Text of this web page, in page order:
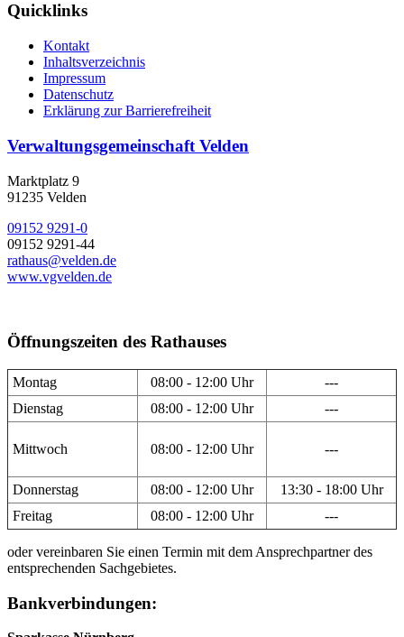
Quicklinks
Kontakt
Inhaltsverzeichnis
Impressum
Datenschutz
Erklärung zur Barrierefreiheit
Verwaltungsgemeinschaft Velden
Marktplatz 9
91235 Velden
09152 9291-0
09152 9291-44
rathaus@velden.de
www.vgvelden.de
Öffnungszeiten des Rathauses
Montag 08:00 - 12:00 Uhr
---
Dienstag
08:00 - 12:00 Uhr ---
Mittwoch 08:00 - 12:00 Uhr ---
Donnerstag 08:00 - 12:00 Uhr
13:30 - 18:00 Uhr
Freitag
08:00 - 12:00 Uhr ---
oder vereinbaren Sie einen Termin mit dem Ansprechpartner des
entsprechenden Sachgebietes.
Bankverbindungen: